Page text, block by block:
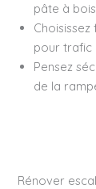
pâte à
Choisissez
pour trafic
Pensez
de la
Rénover